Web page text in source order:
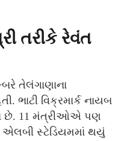
તરીકે રેવંત
તેલંગાણાના
ભાટી વિક્રમાર્ક નાયબ
છે. 11 મંત્રીઓએ પણ
સ્ટેડિયમમાં થયું